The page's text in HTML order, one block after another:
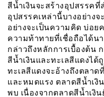
สีน้ำเงินจะสร้างอุปสรรค
อุปสรรคเหล่านี้บางอย่างจ
อย่างจะเป็นความคิด บ่อย
ความท้าทายที่เชื่อถือได้น
กล่าวถึงหลักการเบื้องต้น
สีน้ำเงินและทะเลสีแดงไ
ทะเลสีแดงจะอ้างถึงตลา
และหมดแรง ตลาดสีน้ำเงิ
พบ เนื่องจากตลาดสีน้ำเงิ